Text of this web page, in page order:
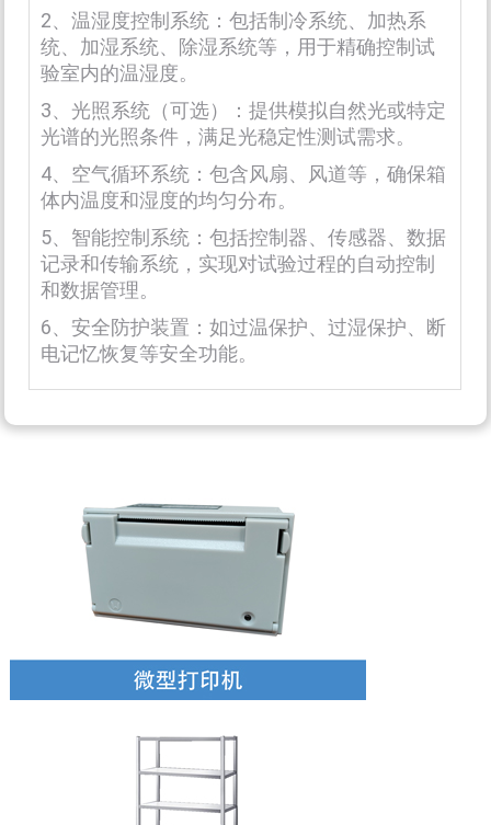
2、温湿度控制系统：包括制冷系统、加热系
统、加湿系统、除湿系统等，用于精确控制试
验室内的温湿度。
3、光照系统（可选）：提供模拟自然光或特定
光谱的光照条件，满足光稳定性测试需求。
4、空气循环系统：包含风扇、风道等，确保箱
体内温度和湿度的均匀分布。
5、智能控制系统：包括控制器、传感器、数据
记录和传输系统，实现对试验过程的自动控制
和数据管理。
6、安全防护装置：如过温保护、过湿保护、断
电记忆恢复等安全功能。